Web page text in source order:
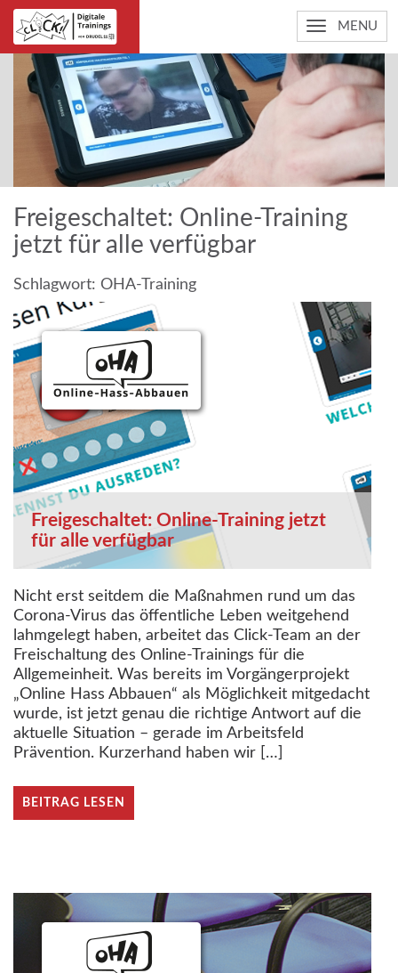
MENU
Freigeschaltet: Online-Training
jetzt für alle verfügbar
Schlagwort: OHA-Training
Freigeschaltet: Online-Training jetzt
für alle verfügbar
Nicht erst seitdem die Maßnahmen rund um das
Corona-Virus das öffentliche Leben weitgehend
lahmgelegt haben, arbeitet das Click-Team an der
Freischaltung des Online-Trainings für die
Allgemeinheit. Was bereits im Vorgängerprojekt
„Online Hass Abbauen“ als Möglichkeit mitgedacht
wurde, ist jetzt genau die richtige Antwort auf die
aktuelle Situation – gerade im Arbeitsfeld
Prävention. Kurzerhand haben wir […]
BEITRAG LESEN